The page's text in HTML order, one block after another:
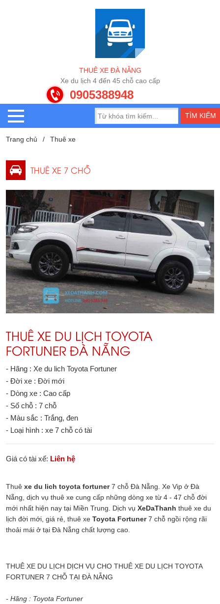
THUÊ XE ĐÀ NẴNG
Xe du lịch 4 đến 45 chỗ cao cấp
0905388948
Trang chủ Thuê xe
THUÊ XE 7 CHỖ
THUÊ XE DU LỊCH TOYOTA
FORTUNER ĐÀ NẴNG
- Hãng : Xe du lich Toyota Fortuner
- Đời xe : Đời mới
- Dòng xe : Cao cấp
- Số chỗ : 7 chỗ
- Màu sắc : Trắng, đen
- Loại hình : xe 7 chỗ có tài
Giá có tài xế: Liên hệ
Thuê xe du lich toyota fortuner7 chỗ Đà Nẵng. Xe Vip ở Đà
Nẵng, dịch vụ thuê xe cung cấp những dòng xe từ 4 - 47 chỗ đời
mới nhất hiện nay tại Miền Trung. Dịch vụ XeDaThanh thuê xe du
lịch đời mới, giá rẻ, thuê xe Toyota Fortuner7 chỗ ngồi rộng rãi
thoải mái ở tại Đà Nẵng chất lượng cao.
THUÊ XE DU LỊCH DỊCH VỤ CHO THUÊ XE DU LỊCH TOYOTA
FORTUNER 7 CHỖ TẠI ĐÀ NẴNG
- Hãng : Toyota Fortuner